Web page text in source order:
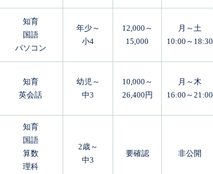
知育
国語
パソコン
年少～
小4
12,000～
15,000
月～土
10:00～18:30
知育
英会話
幼児～
中3
10,000～
26,400円
月～木
16:00～21:00
知育
国語
算数
理科
2歳～
中3
要確認 非公開